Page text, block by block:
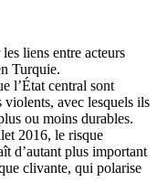
liens entre acteurs
Turquie.
l’État central sont
violents, avec lesquels ils
ou moins durables.
2016, le risque
d’autant plus important
clivante, qui polarise